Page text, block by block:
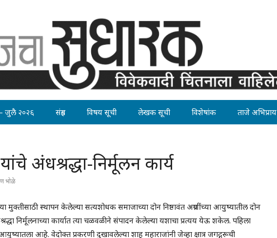
जुलै २०२६ संग्रह विषय सूची लेखक सूची विशेषांक ताजे अभिप्राय
अंधश्रद्धा-निर्मूलन कार्य
भोळे
मुक्तीसाठी स्थापन केलेल्या सत्यशोधक समाजाच्या दोन निष्ठावंत अग्रणींच्या आयुष्यातील दोन
निर्मूलनाच्या कार्यात त्या चळवळीने संपादन केलेल्या यशाचा प्रत्यय येऊ शकेल. पहिला
आहे. वेदोक्त प्रकरणी दुखावलेल्या शाहू महाराजांनी जेव्हा क्षात्र जगद्गुरूची